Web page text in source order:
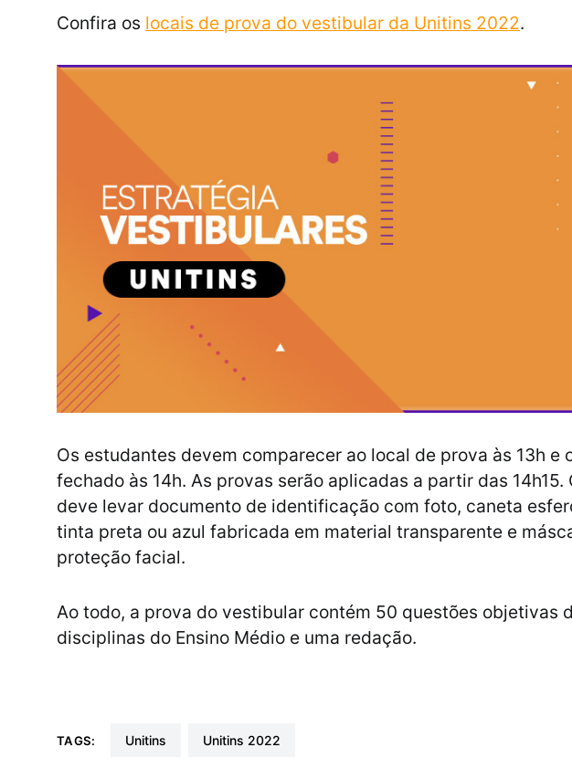
Confira os locais de prova do vestibular da Unitins 2022.
Os estudantes devem comparecer ao local de prova às 13h e
fechado às 14h. As provas serão aplicadas a partir das 14h15.
deve levar documento de identificação com foto, caneta
tinta preta ou azul fabricada em material transparente e
proteção facial.
Ao todo, a prova do vestibular contém 50 questões objetivas
disciplinas do Ensino Médio e uma redação.
TAGS: unitins unitins 2022